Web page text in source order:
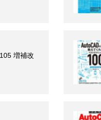
増補改